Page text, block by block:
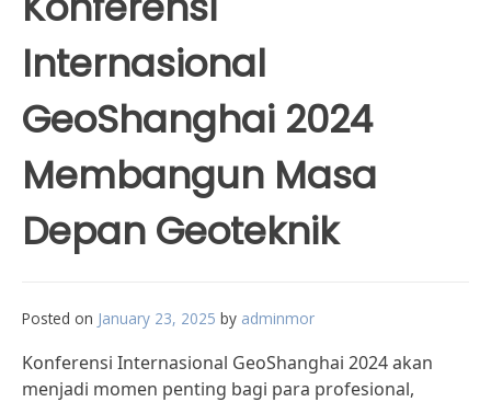
Internasional
GeoShanghai 2024
Membangun Masa
Depan Geoteknik
Posted on January 23, 2025 by adminmor
Konferensi Internasional GeoShanghai 2024 akan
menjadi momen penting bagi para profesional,